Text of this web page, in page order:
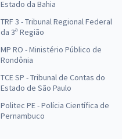
Estado da Bahia
TRF 3 - Tribunal Regional Federal
da 3ª Região
MP RO - Ministério Público de
Rondônia
TCE SP - Tribunal de Contas do
Estado de São Paulo
Politec PE - Polícia Científica de
Pernambuco